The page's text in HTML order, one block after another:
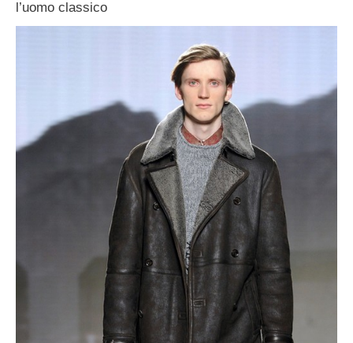
l’uomo classico